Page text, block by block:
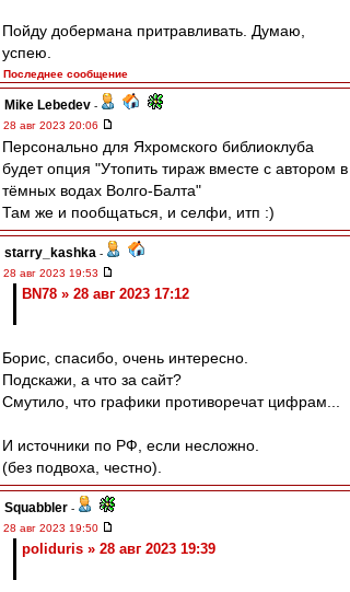
Пойду добермана притравливать. Думаю,
успею.
Последнее сообщение
Mike Lebedev -
28 авг 2023 20:06
Персонально для Яхромского библиоклуба
будет опция "Утопить тираж вместе с автором в
тёмных водах Волго-Балта"
Там же и пообщаться, и селфи, итп :)
starry_kashka -
28 авг 2023 19:53
BN78 » 28 авг 2023 17:12
Борис, спасибо, очень интересно.
Подскажи, а что за сайт?
Смутило, что графики противоречат цифрам...
И источники по РФ, если несложно.
(без подвоха, честно).
Squabbler -
28 авг 2023 19:50
poliduris » 28 авг 2023 19:39